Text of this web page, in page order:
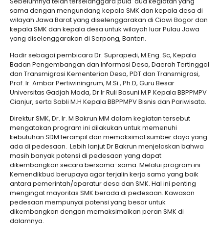
sama dengan mengundang kepala SMK dan kepala desa di
wilayah Jawa Barat yang diselenggarakan di Ciawi Bogor dan
kepala SMK dan kepala desa untuk wilayah luar Pulau Jawa
yang diselenggarakan di Serpong, Banten.
Hadir sebagai pembicara Dr. Suprapedi, M.Eng. Sc, Kepala
Badan Pengembangan dan Informasi Desa, Daerah Tertinggal
dan Transmigrasi Kementerian Desa, PDT dan Transmigrasi,
Prof. Ir. Ambar Pertiwiningrum, M.Si., Ph.D, Guru Besar
Universitas Gadjah Mada, Dr Ir Ruli Basuni M.P Kepala BBPPMPV
Cianjur, serta Sabli M.H Kepala BBPPMPV Bisnis dan Pariwisata.
Direktur SMK, Dr. Ir. M Bakrun MM dalam kegiatan tersebut
mengatakan program ini dilakukan untuk memenuhi
kebutuhan SDM terampil dan memaksimal sumber daya yang
ada di pedesaan. Lebih lanjut Dr Bakrun menjelaskan bahwa
masih banyak potensi di pedesaan yang dapat
dikembangkan secara bersama-sama. Melalui program ini
Kemendikbud berupaya agar terjalin kerja sama yang baik
antara pemerintah/aparatur desa dan SMK. Hal ini penting
mengingat mayoritas SMK berada di pedesaan. Kawasan
pedesaan mempunyai potensi yang besar untuk
dikembangkan dengan memaksimalkan peran SMK di
dalamnya.